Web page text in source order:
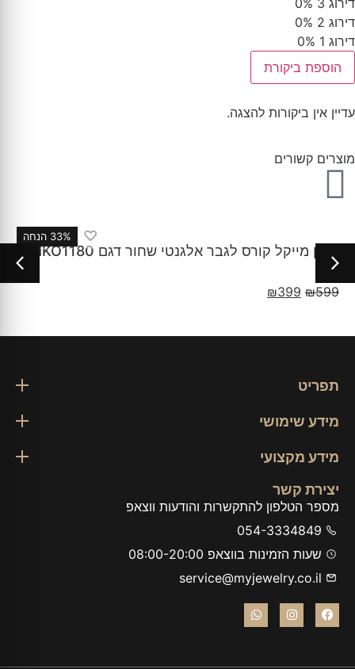
דירוג 2
0%
דירוג 1
0%
הוספת ביקורת
עדיין אין ביקורות להצגה.
מוצרים קשורים
33% הנחה
♡
שעון מייקל קורס לגבר אלגנטי שחור דגם MKO1180
₪599
₪399
תפריט
מידע שימושי
מידע מקצועי
יצירת קשר
מספר הטלפון להתקשרות והודעות ווצאפ
054-3334849
שעות הזמינות בווצאפ 08:00-20:00
service@myjewelry.co.il